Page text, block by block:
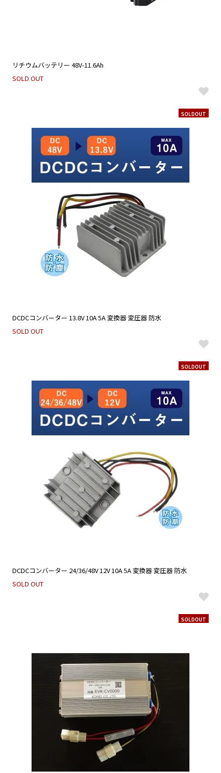
リチウムバッテリー 48V-11.6Ah
SOLD OUT
SOLDOUT
DCDCコンバーター 13.8V 10A 5A 変換器 変圧器 防水
SOLD OUT
SOLDOUT
DCDCコンバーター 24/36/48V 12V 10A 5A 変換器 変圧器 防水
SOLD OUT
SOLDOUT